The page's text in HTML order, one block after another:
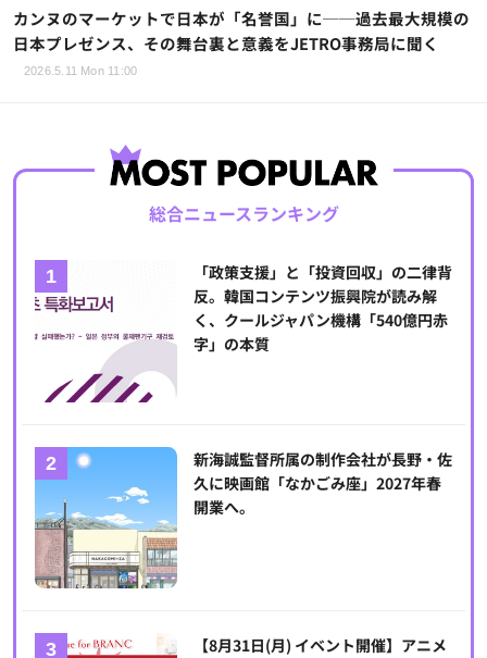
カンヌのマーケットで日本が「名誉国」に──過去最大規模の
日本プレゼンス、その舞台裏と意義をJETRO事務局に聞く
2026.5.11 Mon 11:00
総合ニュースランキング
「政策支援」と「投資回収」の二律背
反。韓国コンテンツ振興院が読み解
く、クールジャパン機構「540億円赤
字」の本質
新海誠監督所属の制作会社が長野・佐
久に映画館「なかごみ座」2027年春
開業へ。
【8月31日(月) イベント開催】アニメ